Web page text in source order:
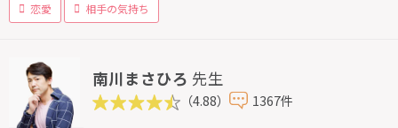
恋愛 相手の気持ち
南川まさひろ 先生
（4.88） 1367件